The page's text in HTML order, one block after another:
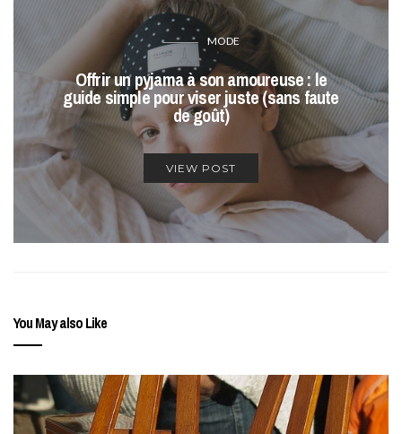
MODE
Offrir un pyjama à son amoureuse : le
guide simple pour viser juste (sans faute
de goût)
VIEW POST
You May also Like